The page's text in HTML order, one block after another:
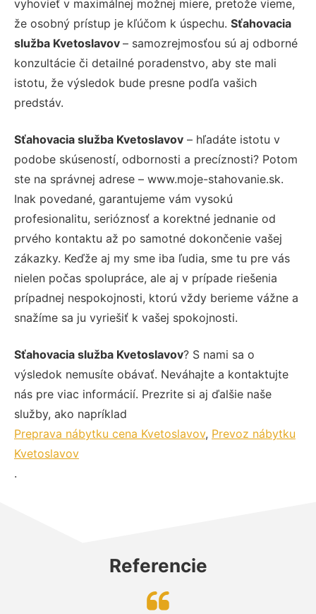
vyhovieť v maximálnej možnej miere, pretože vieme,
že osobný prístup je kľúčom k úspechu. Sťahovacia
služba Kvetoslavov – samozrejmosťou sú aj odborné
konzultácie či detailné poradenstvo, aby ste mali
istotu, že výsledok bude presne podľa vašich
predstáv.
Sťahovacia služba Kvetoslavov – hľadáte istotu v
podobe skúseností, odbornosti a precíznosti? Potom
ste na správnej adrese – www.moje-stahovanie.sk.
Inak povedané, garantujeme vám vysokú
profesionalitu, serióznosť a korektné jednanie od
prvého kontaktu až po samotné dokončenie vašej
zákazky. Keďže aj my sme iba ľudia, sme tu pre vás
nielen počas spolupráce, ale aj v prípade riešenia
prípadnej nespokojnosti, ktorú vždy berieme vážne a
snažíme sa ju vyriešiť k vašej spokojnosti.
Sťahovacia služba Kvetoslavov? S nami sa o
výsledok nemusíte obávať. Neváhajte a kontaktujte
nás pre viac informácií. Prezrite si aj ďalšie naše
služby, ako napríklad
Preprava nábytku cena Kvetoslavov, Prevoz nábytku
Kvetoslavov
.
Referencie